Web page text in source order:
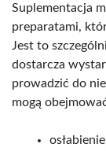
Suplementacja
preparatami,
Jest to
dostarcza
prowadzić do
mogą